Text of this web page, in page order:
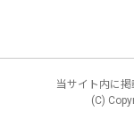
当サイト内に掲
(C)